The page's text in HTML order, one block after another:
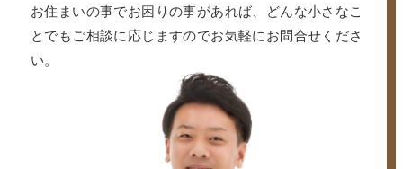
お住まいの事でお困りの事があれば、どんな小さなこ
とでもご相談に応じますのでお気軽にお問合せくださ
い。